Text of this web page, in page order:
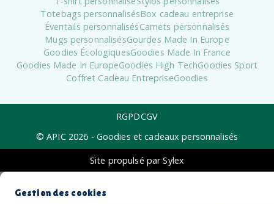
Totebags personnalisésBox cadeau entreprise
Éventails personnalisésCarnets personnalisés
Mugs personnalisésGourdes Made In Europe
Goodies ÉcologiquesGoodies Made In France
Goodies Made In EuropeGoodies High TechGoodies Sport
Coffret Cadeau EntrepriseGoodies
RGPDCGV
© APIC 2026 - Goodies et cadeaux personnalisés
Site propulsé par Sylex
Gestion des cookies